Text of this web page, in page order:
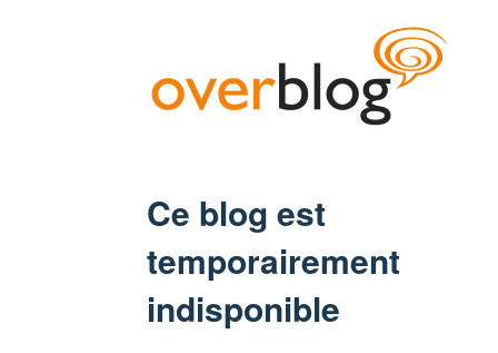
Ce blog est
temporairement
indisponible